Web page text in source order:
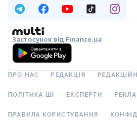
Застосунок від Finance.ua
ПРО НАС РЕДАКЦІЯ
ПОЛІТИКА ШІ ЕКСПЕРТИ
ПРАВИЛА КОРИСТУВАННЯ